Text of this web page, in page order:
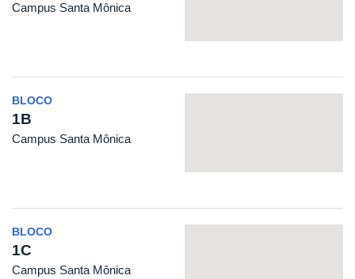
Campus Santa Mônica
BLOCO
1B
Campus Santa Mônica
BLOCO
1C
Campus Santa Mônica